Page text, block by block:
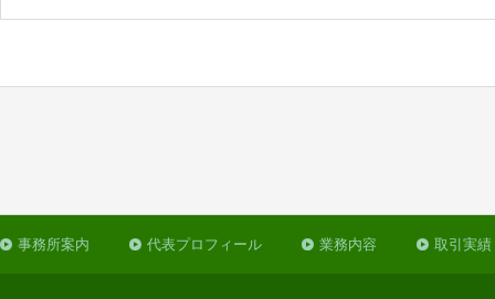
事務所案内 代表プロフィール 業務内容 取引実績